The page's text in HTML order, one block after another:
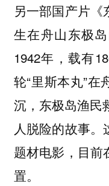
另一部国产片
生在舟山东极
1942年，载有
轮“里斯本丸”
沉，东极岛渔民
人脱险的故事。
题材电影，目前
置。